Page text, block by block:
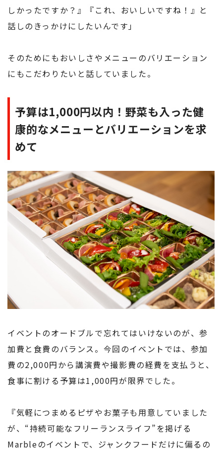
しかったですか？』『これ、おいしいですね！』と
話しのきっかけにしたいんです」
そのためにもおいしさやメニューのバリエーション
にもこだわりたいと話していました。
予算は1,000円以内！野菜も入った健
康的なメニューとバリエーションを求
めて
イベントのオードブルで忘れてはいけないのが、参
加費と食費のバランス。今回のイベントでは、参加
費の2,000円から講演費や撮影費の経費を支払うと、
食事に割ける予算は1,000円が限界でした。
『気軽につまめるピザやお菓子も用意していました
が、“持続可能なフリーランスライフ”を掲げる
Marbleのイベントで、ジャンクフードだけに偏るの